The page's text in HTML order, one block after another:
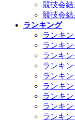
競技会結
競技会結
ランキング
ランキン
ランキン
ランキン
ランキン
ランキン
ランキン
ランキン
ランキン
ランキン